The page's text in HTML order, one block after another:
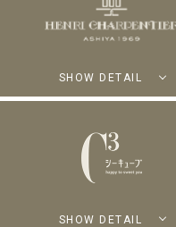
SHOW DETAIL
SHOW DETAIL